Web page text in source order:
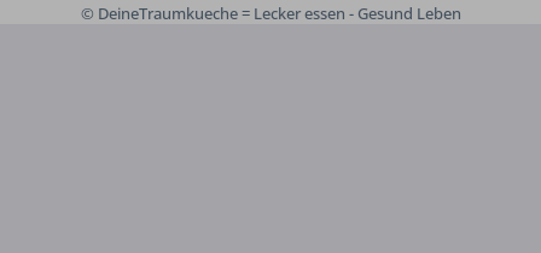
© DeineTraumkueche = Lecker essen - Gesund Leben